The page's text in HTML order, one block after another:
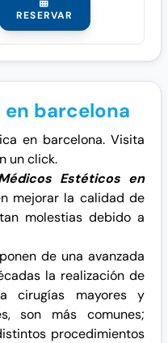
RESERVAR
barcelona
en barcelona. Visita
un click.
Estéticos en
mejorar la calidad de
molestias debido a
de una avanzada
la realización de
cirugías mayores y
son más comunes;
procedimientos